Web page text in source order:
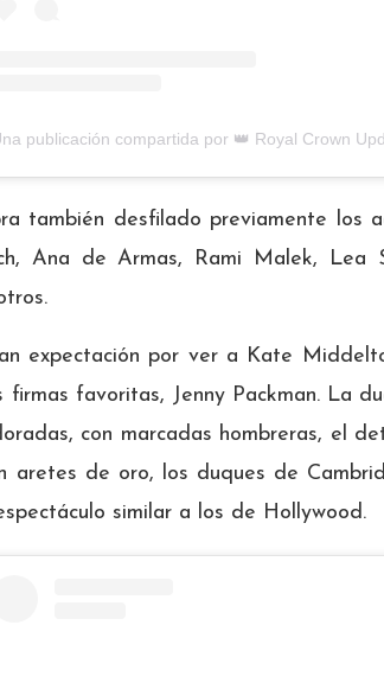
también desfilado previamente los
Ana de Armas, Rami Malek, Lea
expectación por ver a Kate
firmas favoritas, Jenny Packman. La
con marcadas hombreras, el
aretes de oro, los duques de
similar a los de Hollywood.